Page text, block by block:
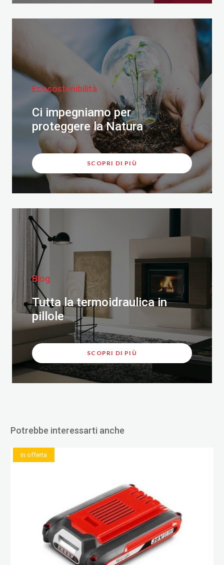
Ecosostenibilità
Ci impegniamo per
proteggere la Natura
SCOPRI DI PIÙ
Blog
Tutta la termoidraulica in
pillole
SCOPRI DI PIÙ
Potrebbe interessarti anche
In offerta